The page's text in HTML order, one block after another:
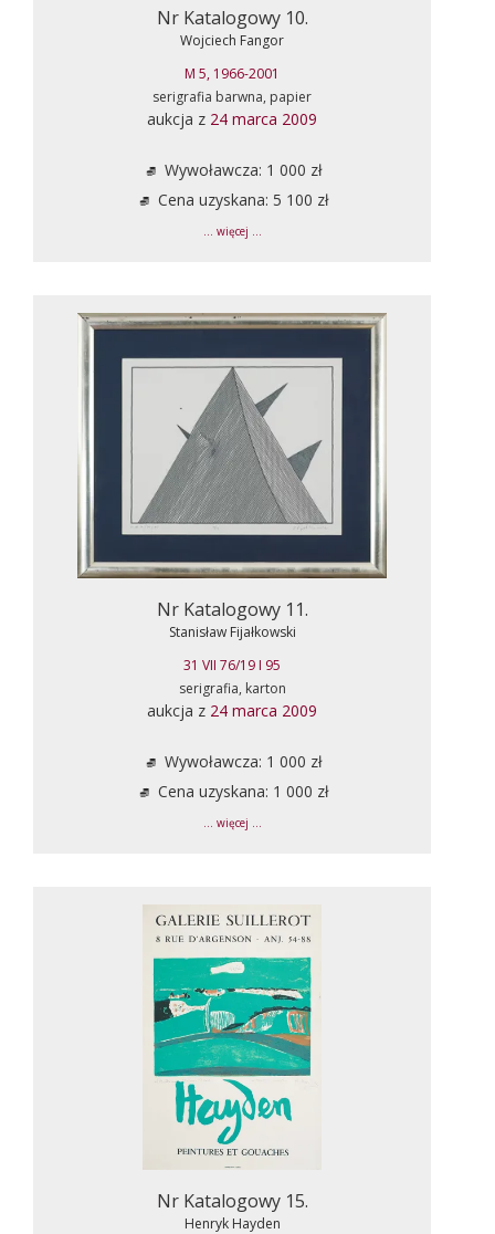
Nr Katalogowy 10.
Wojciech Fangor
M 5, 1966-2001
serigrafia barwna, papier
aukcja z 24 marca 2009
Wywoławcza: 1 000 zł
Cena uzyskana: 5 100 zł
... więcej ...
Nr Katalogowy 11.
Stanisław Fijałkowski
31 VII 76/19 I 95
serigrafia, karton
aukcja z 24 marca 2009
Wywoławcza: 1 000 zł
Cena uzyskana: 1 000 zł
... więcej ...
Nr Katalogowy 15.
Henryk Hayden